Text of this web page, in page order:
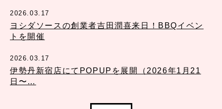
2026.03.17
ヨシダソースの創業者吉田潤喜来日！BBQイベン
トを開催
2026.03.17
伊勢丹新宿店にてPOPUPを展開（2026年1月21
日〜…